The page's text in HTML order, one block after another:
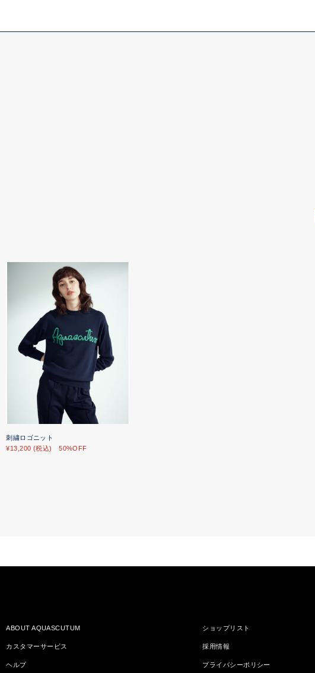
刺繍ロゴニット
¥13,200 (税込) 50%OFF
ABOUT AQUASCUTUM
カスタマーサービス
ヘルプ
ショップリスト
採用情報
プライバシーポリシー